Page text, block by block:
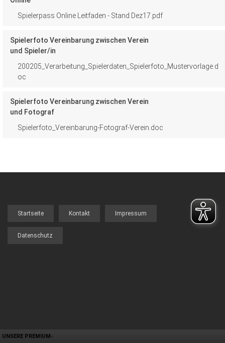
Spielerpass Online Leitfaden - Stand Dez17.pdf
Spielerfoto Vereinbarung zwischen Verein
und Spieler/in
200205_Verarbeitung_Spielerdaten_Spielerfoto_Mustervorlage.d
oc
Spielerfoto Vereinbarung zwischen Verein
und Fotograf
Spielerfoto_Vereinbarung-Fotograf-Verein.doc
UNSERE PREMIUM-
FOOTER
Startseite Kontakt Impressum
Datenschutz